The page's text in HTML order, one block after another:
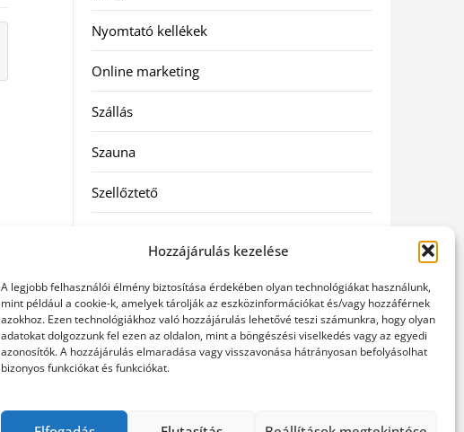
Hozzájárulás kezelése
A legjobb felhasználói élmény biztosítása érdekében olyan technológiákat használunk,
mint például a cookie-k, amelyek tárolják az eszközinformációkat és/vagy hozzáférnek
azokhoz. Ezen technológiákhoz való hozzájárulás lehetővé teszi számunkra, hogy olyan
adatokat dolgozzunk fel ezen az oldalon, mint a böngészési viselkedés vagy az egyedi
azonosítók. A hozzájárulás elmaradása vagy visszavonása hátrányosan befolyásolhat
bizonyos funkciókat és funkciókat.
Nyomtató kellékek
Online marketing
Szállás
Szauna
Szellőztető
Utazás
Vásárlás